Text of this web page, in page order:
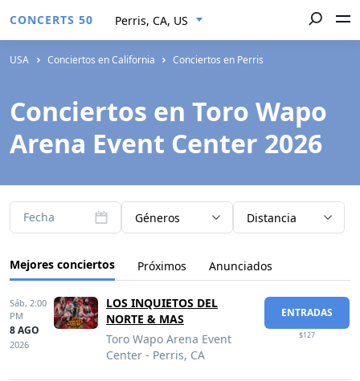
CONCERTS 50 Perris, CA, US
USA Conciertos en California Conciertos en Perris
Conciertos en Toro Wapo
Arena Event Center 2026
Fecha Géneros Distancia
Mejores conciertos Próximos Anunciados
Sáb, 2:00
PM
8 AGO
2026
LOS INQUIETOS DEL
NORTE & MAS
Toro Wapo Arena Event
Center - Perris, CA
ENTRADAS
$127